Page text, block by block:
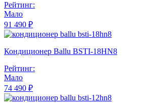
Рейтинг:
Мало
91 490 ₽
Кондиционер Ballu BSTI-18HN8
Рейтинг:
Мало
74 490 ₽